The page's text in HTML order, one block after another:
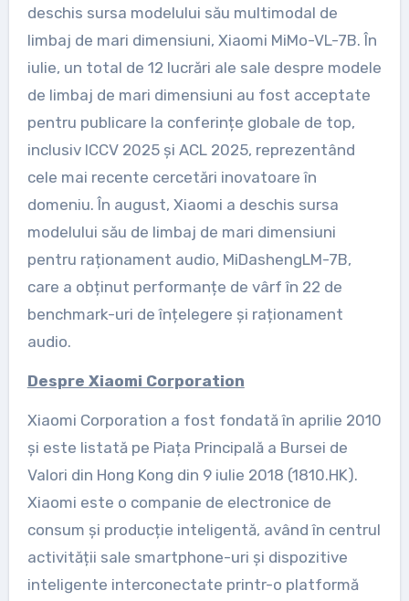
deschis sursa modelului său multimodal de
limbaj de mari dimensiuni, Xiaomi MiMo-VL-7B. În
iulie, un total de 12 lucrări ale sale despre modele
de limbaj de mari dimensiuni au fost acceptate
pentru publicare la conferințe globale de top,
inclusiv ICCV 2025 și ACL 2025, reprezentând
cele mai recente cercetări inovatoare în
domeniu. În august, Xiaomi a deschis sursa
modelului său de limbaj de mari dimensiuni
pentru raționament audio, MiDashengLM-7B,
care a obținut performanțe de vârf în 22 de
benchmark-uri de înțelegere și raționament
audio.
Despre Xiaomi Corporation
Xiaomi Corporation a fost fondată în aprilie 2010
și este listată pe Piața Principală a Bursei de
Valori din Hong Kong din 9 iulie 2018 (1810.HK).
Xiaomi este o companie de electronice de
consum și producție inteligentă, având în centrul
activității sale smartphone-uri și dispozitive
inteligente interconectate printr-o platformă